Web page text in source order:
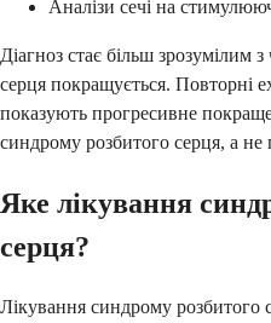
Аналізи сечі на
Діагноз стає більш зрозумілим
серця покращується. Повторні
показують прогресивне
синдрому розбитого серця, а
Яке лікування
серця?
Лікування синдрому розбитого